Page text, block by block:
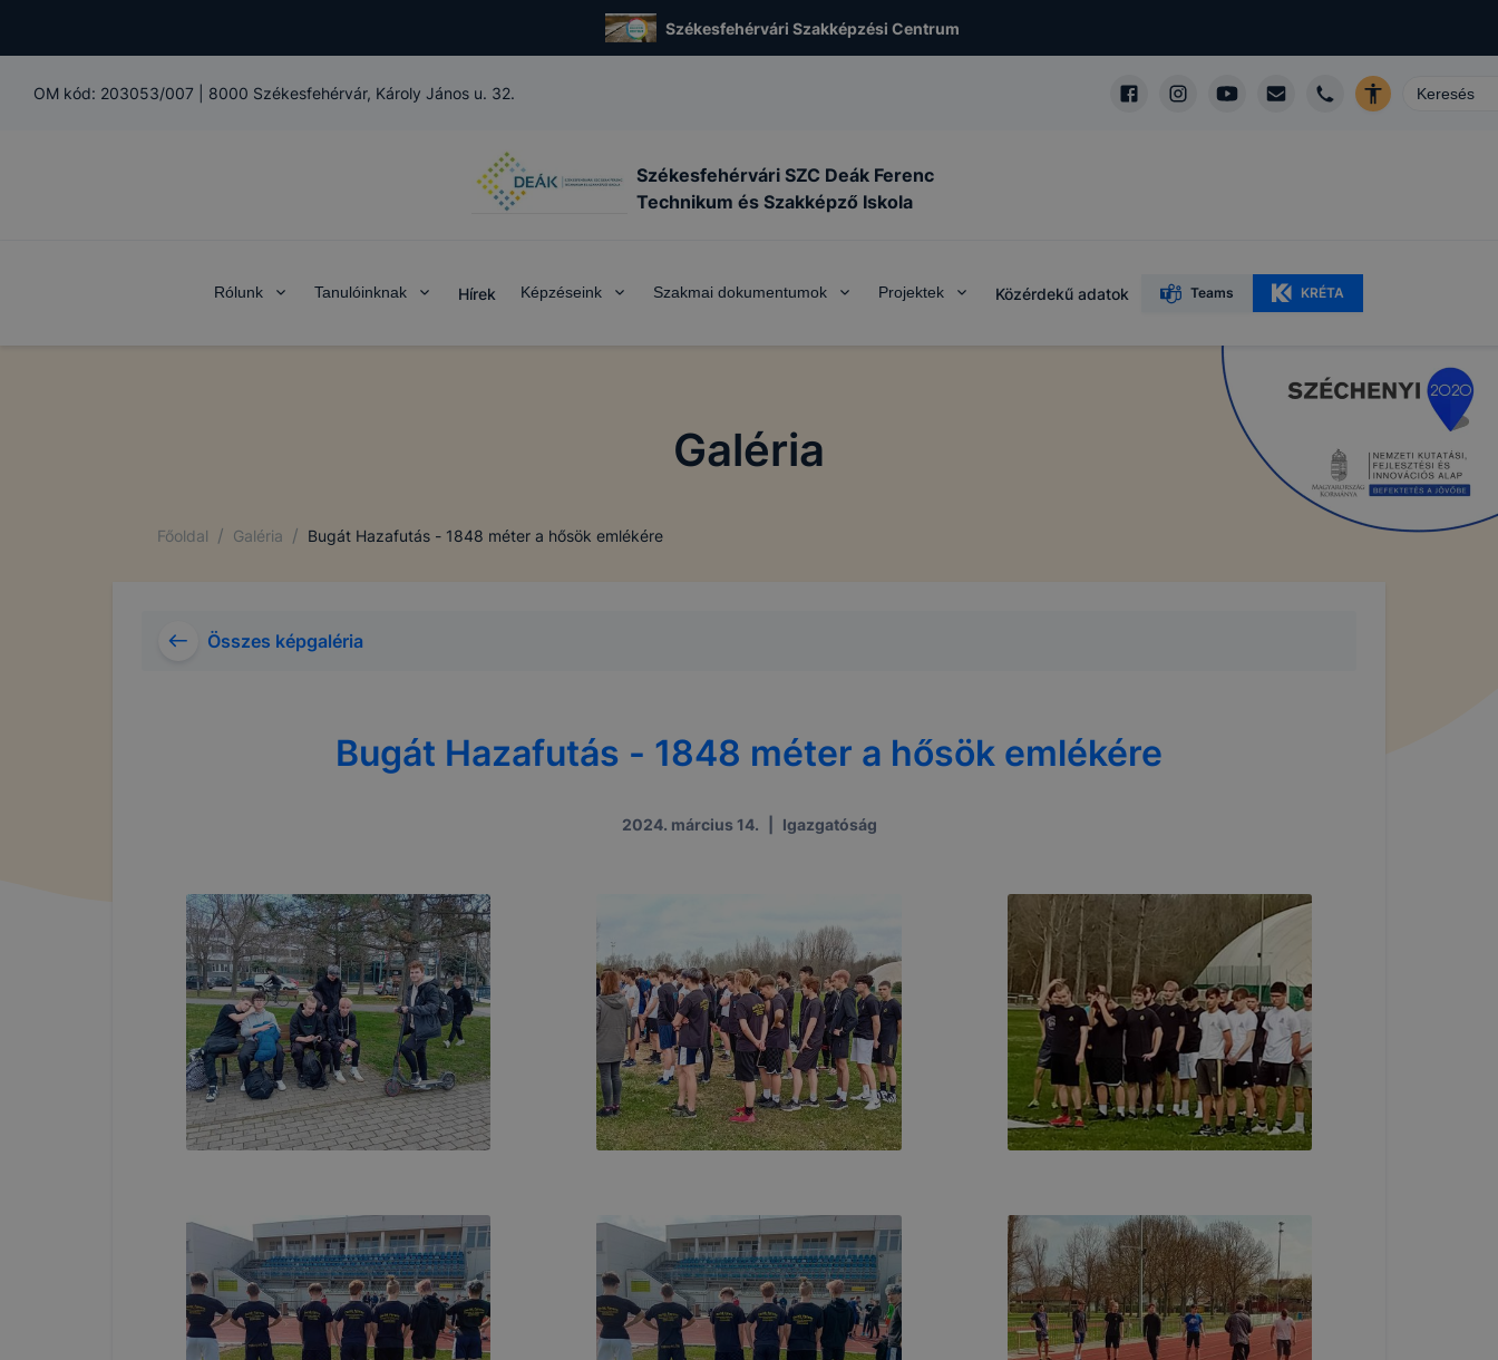
Székesfehérvári Szakképzési Centrum
OM kód: 203053/007 8000 Székesfehérvár, Károly János u. 32.
Székesfehérvári SZC Deák Ferenc
Technikum és Szakképző Iskola
Rólunk Tanulóinknak Hírek Képzéseink Szakmai dokumentumok Projektek Közérdekű adatok Teams KRÉTA
Galéria
Főoldal / Galéria / Bugát Hazafutás - 1848 méter a hősök emlékére
Összes képgaléria
Bugát Hazafutás - 1848 méter a hősök emlékére
2024. március 14. Igazgatóság